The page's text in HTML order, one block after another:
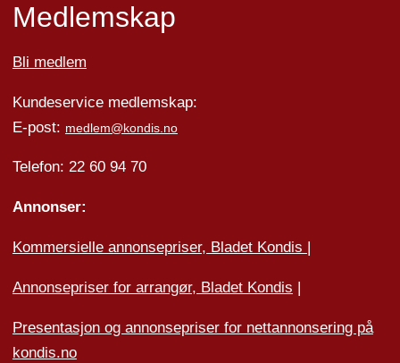
Medlemskap
Bli medlem
Kundeservice medlemskap:
E-post: medlem@kondis.no
Telefon: 22 60 94 70
Annonser:
Kommersielle annonsepriser, Bladet Kondis
Annonsepriser for arrangør, Bladet Kondis
Presentasjon og annonsepriser for nettannonsering på
kondis.no